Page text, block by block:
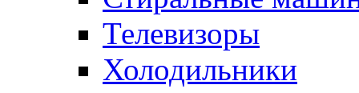
Телевизоры
Холодильники